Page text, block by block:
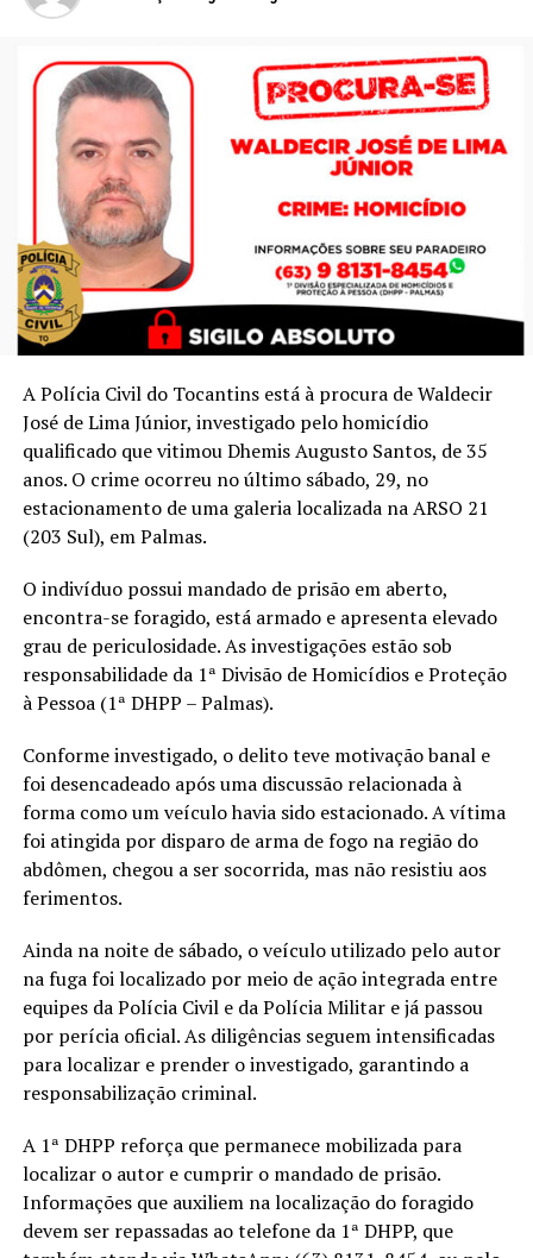
A Polícia Civil do Tocantins está à procura de Waldecir
José de Lima Júnior, investigado pelo homicídio
qualificado que vitimou Dhemis Augusto Santos, de 35
anos. O crime ocorreu no último sábado, 29, no
estacionamento de uma galeria localizada na ARSO 21
(203 Sul), em Palmas.
O indivíduo possui mandado de prisão em aberto,
encontra-se foragido, está armado e apresenta elevado
grau de periculosidade. As investigações estão sob
responsabilidade da 1ª Divisão de Homicídios e Proteção
à Pessoa (1ª DHPP – Palmas).
Conforme investigado, o delito teve motivação banal e
foi desencadeado após uma discussão relacionada à
forma como um veículo havia sido estacionado. A vítima
foi atingida por disparo de arma de fogo na região do
abdômen, chegou a ser socorrida, mas não resistiu aos
ferimentos.
Ainda na noite de sábado, o veículo utilizado pelo autor
na fuga foi localizado por meio de ação integrada entre
equipes da Polícia Civil e da Polícia Militar e já passou
por perícia oficial. As diligências seguem intensificadas
para localizar e prender o investigado, garantindo a
responsabilização criminal.
A 1ª DHPP reforça que permanece mobilizada para
localizar o autor e cumprir o mandado de prisão.
Informações que auxiliem na localização do foragido
devem ser repassadas ao telefone da 1ª DHPP, que